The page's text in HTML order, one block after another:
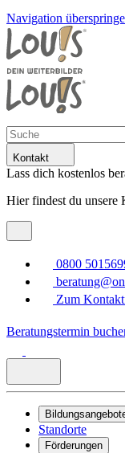
Navigation
Kontakt
Lass dich kostenlos
Hier findest du unsere
0800
Zum
Beratungstermin
Standorte
Förderungen